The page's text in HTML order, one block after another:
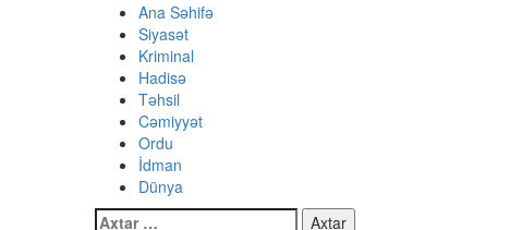
Ana Səhifə
Siyasət
Kriminal
Hadisə
Təhsil
Cəmiyyət
Ordu
İdman
Dünya
Axtarış: